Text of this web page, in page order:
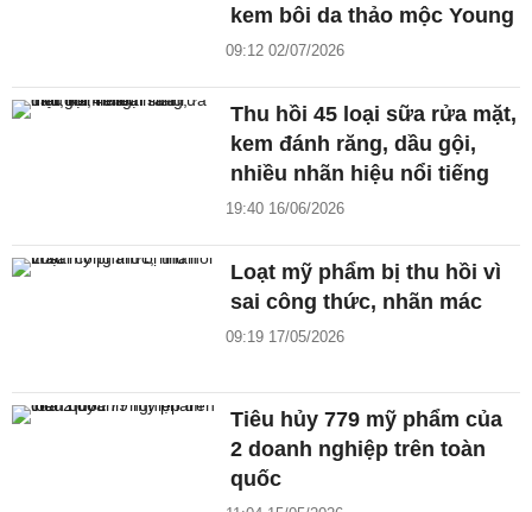
kem bôi da thảo mộc Young
09:12 02/07/2026
Thu hồi 45 loại sữa rửa mặt,
kem đánh răng, dầu gội,
nhiều nhãn hiệu nổi tiếng
19:40 16/06/2026
Loạt mỹ phẩm bị thu hồi vì
sai công thức, nhãn mác
09:19 17/05/2026
Tiêu hủy 779 mỹ phẩm của
2 doanh nghiệp trên toàn
quốc